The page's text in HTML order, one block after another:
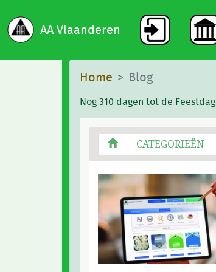
AA Vlaanderen
Home Blog
Nog 310 dagen tot de Feestdag
CATEGORIEËN